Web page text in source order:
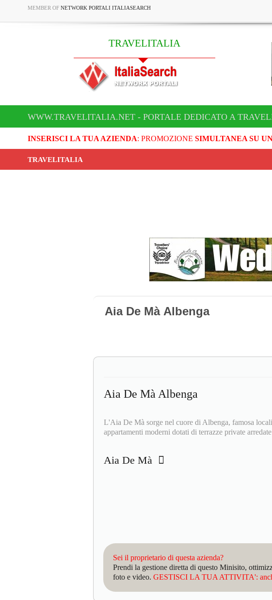
MEMBER OF NETWORK PORTALI ITALIASEARCH
TRAVELITALIA
WWW.TRAVELITALIA.NET - PORTALE DEDICATO A
INSERISCI LA TUA AZIENDA: PROMOZIONE SIMULTANEA SU
TRAVELITALIA
Aia De Mà Albenga
Aia De Mà Albenga
L'Aia De Mà sorge nel cuore di Albenga, famosa
appartamenti moderni dotati di terrazze private
Aia De Mà
Sei il proprietario di questa azienda?
Prendi la gestione diretta di questo Minisito,
foto e video. GESTISCI LA TUA ATTIVITA':